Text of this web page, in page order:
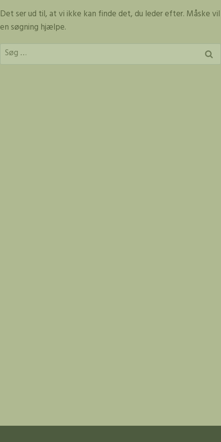
til
indhold
Det ser ud til, at vi ikke kan finde det, du leder efter. Måske vil
en søgning hjælpe.
Søg
efter: